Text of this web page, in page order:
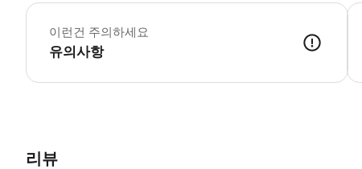
이런건 주의하세요
유의사항
어
리뷰